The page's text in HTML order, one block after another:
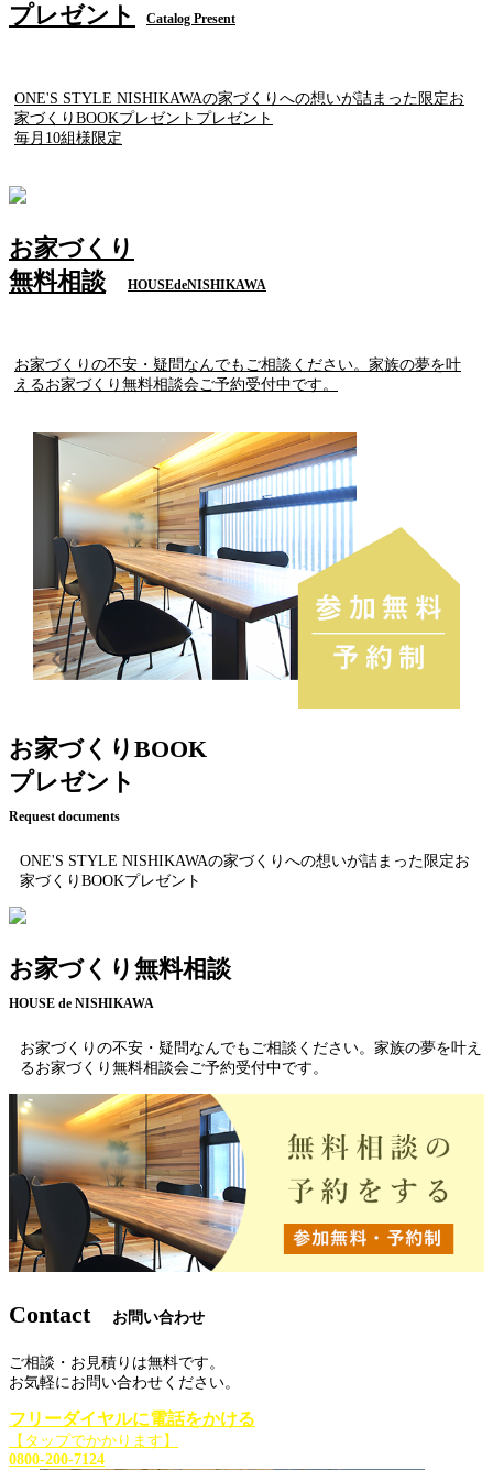
プレゼント
Catalog Present
ONE'S STYLE NISHIKAWAの家づくりへの想いが詰まった限定お
家づくりBOOKプレゼントプレゼント
毎月10組様限定
お家づくり
無料相談
HOUSEdeNISHIKAWA
お家づくりの不安・疑問なんでもご相談ください。家族の夢を叶
えるお家づくり無料相談会ご予約受付中です。
お家づくりBOOK
プレゼント
Request documents
ONE'S STYLE NISHIKAWAの家づくりへの想いが詰まった限定お
家づくりBOOKプレゼント
お家づくり無料相談
HOUSE de NISHIKAWA
お家づくりの不安・疑問なんでもご相談ください。家族の夢を叶え
るお家づくり無料相談会ご予約受付中です。
Contact お問い合わせ
ご相談・お見積りは無料です。
お気軽にお問い合わせください。
フリーダイヤルに電話をかける
【タップでかかります】
0800-200-7124